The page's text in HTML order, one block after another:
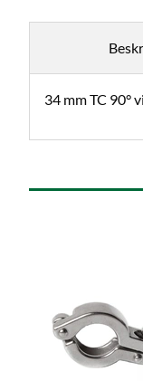
34 mm TC 90°